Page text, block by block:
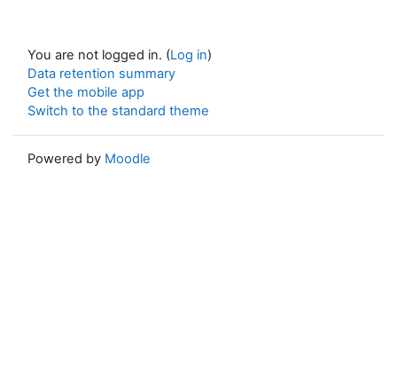
You are not logged in. (Log in)
Data retention summary
Get the mobile app
Switch to the standard theme
Powered by Moodle